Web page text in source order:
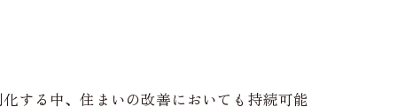
する中、住まいの改善においても持続可能